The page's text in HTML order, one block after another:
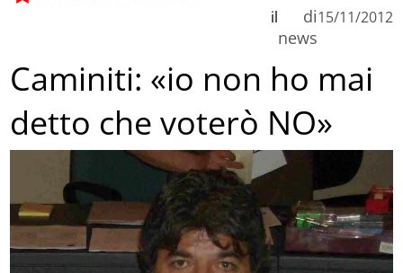
di
news
il 15/11/2012
Caminiti: «io non ho mai
detto che voterò NO»